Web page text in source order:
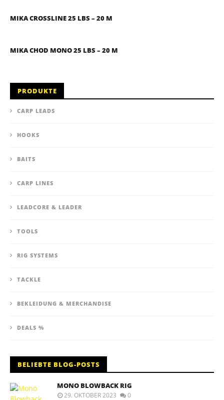
MIKA CROSSLINE 25 LBS – 20 M
MIKA CHOD MONO 25 LBS – 20 M
PRODUKTE
CARP LEADS
HOOKS
BAITS
CARP LINES
LEADCORE & LEADER
TOOLS
RIG SYSTEMS
TACKLE
BEKLEIDUNG & MERCHANDISE
DEALS %
BELIEBTE BLOG-POSTS
MONO BLOWBACK RIG
29. OKTOBER 2023 0